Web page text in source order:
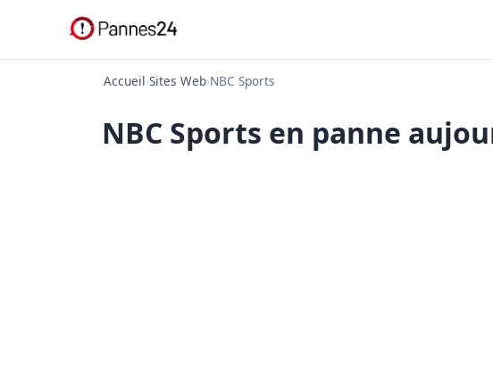
Accueil›Sites Web›NBC Sports
NBC Sports en panne